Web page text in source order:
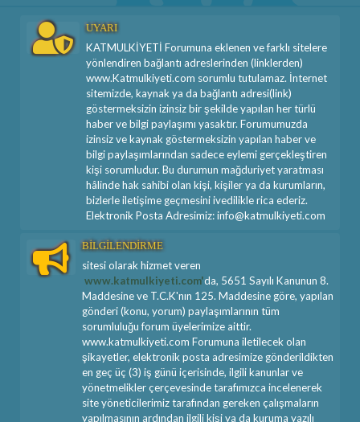
UYARI
KATMULKİYETİ Forumuna eklenen ve farklı sitelere
yönlendiren bağlantı adreslerinden (linklerden)
www.Katmulkiyeti.com sorumlu tutulamaz. İnternet
sitemizde, kaynak ya da bağlantı adresi(link)
göstermeksizin izinsiz bir şekilde yapılan her türlü
haber ve bilgi paylaşımı yasaktır. Forumumuzda
izinsiz ve kaynak göstermeksizin yapılan haber ve
bilgi paylaşımlarından sadece eylemi gerçekleştiren
kişi sorumludur. Bu durumun mağduriyet yaratması
hâlinde hak sahibi olan kişi, kişiler ya da kurumların,
bizlerle iletişime geçmesini ivedilikle rica ederiz.
Elektronik Posta Adresimiz: info@katmulkiyeti.com
BİLGİLENDİRME
sitesi olarak hizmet veren
www.katmulkiyeti.com'da, 5651 Sayılı Kanunun 8.
Maddesine ve T.C.K'nın 125. Maddesine göre, yapılan
gönderi (konu, yorum) paylaşımlarının tüm
sorumluluğu forum üyelerimize aittir.
www.katmulkiyeti.com Forumuna iletilecek olan
şikayetler, elektronik posta adresimize gönderildikten
en geç üç (3) iş günü içerisinde, ilgili kanunlar ve
yönetmelikler çerçevesinde tarafımızca incelenerek
site yöneticilerimiz tarafından gereken çalışmaların
yapılmasının ardından ilgili kişi ya da kuruma yazılı